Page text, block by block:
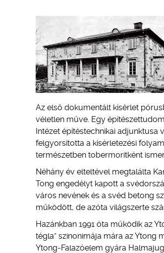
Az első dokumentált kísérlet
véletlen műve. Egy
Intézet építéstechnikai
felgyorsította a kísérletezési
természetben tobermoritként
Néhány év elteltével megtalálta
Tong engedélyt kapott a
város nevének és a svéd betong
működött, de azóta világszerte
Hazánkban 1991 óta működik az
tégla” szinonimája mára az Ytong
Ytong-Falazóelem gyára